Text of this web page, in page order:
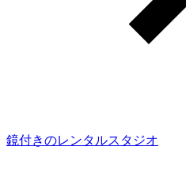
鏡付きのレンタルスタジオ